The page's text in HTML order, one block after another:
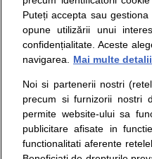
nici
ii
Despre
Contact
medicali
Puteți accepta sau
opune utilizării unui
confidențialitate. Aceste
navigarea.
Mai multe detalii
Noi si partenerii nostri
precum si furnizorii nostri
permite website-ului sa
publicitare afisate in
functionalitati aferente